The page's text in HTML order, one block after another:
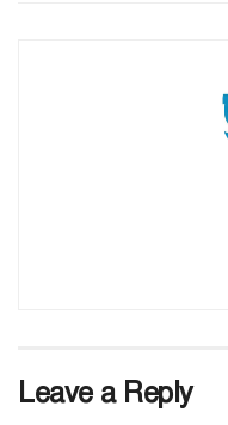
Leave a Reply